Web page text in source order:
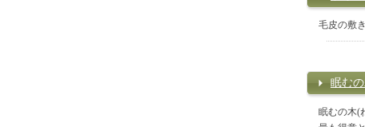
毛皮の敷
眠む
眠むの木(